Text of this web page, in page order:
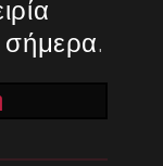
σήμερα.